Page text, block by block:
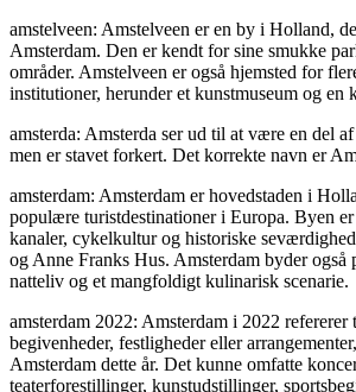
amstelveen: Amstelveen er en by i Holland,
Amsterdam. Den er kendt for sine smukke
områder. Amstelveen er også hjemsted for
institutioner, herunder et kunstmuseum og en
amsterda: Amsterda ser ud til at være en del
men er stavet forkert. Det korrekte navn er
amsterdam: Amsterdam er hovedstaden i
populære turistdestinationer i Europa. Byen
kanaler, cykelkultur og historiske
og Anne Franks Hus. Amsterdam byder også
natteliv og et mangfoldigt kulinarisk scenarie.
amsterdam 2022: Amsterdam i 2022 refererer
begivenheder, festligheder eller
Amsterdam dette år. Det kunne omfatte
teaterforestillinger, kunstudstillinger,